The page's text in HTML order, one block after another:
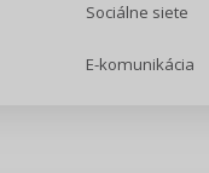
Sociálne siete
E-komunikácia